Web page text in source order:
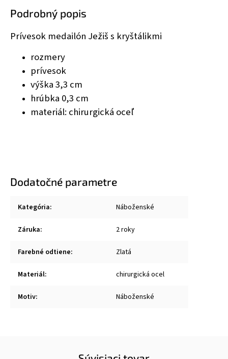
Podrobný popis
Prívesok medailón Ježiš s kryštálikmi
rozmery
prívesok
výška 3,3 cm
hrúbka 0,3 cm
materiál: chirurgická oceľ
Dodatočné parametre
Kategória: Náboženské
Záruka: 2 roky
Farebné odtiene: Zlatá
Materiál: chirurgická ocel
Motiv: Náboženské